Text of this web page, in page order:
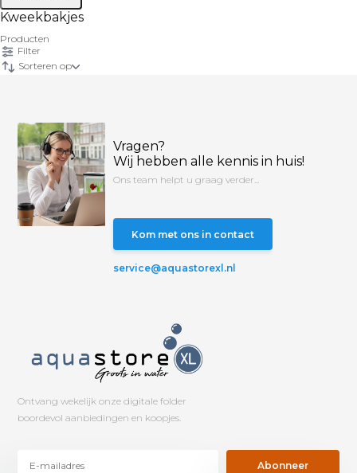
Kweekbakjes
Producten
Filter
Sorteren op
Vragen?
Wij hebben alle kennis in huis!
Ons team helpt u graag verder...
Kom met ons in contact
service@aquastorexl.nl
Ontvang wekelijk onze digitale folder
boordevol aanbiedingen en koopjes.
Abonneer